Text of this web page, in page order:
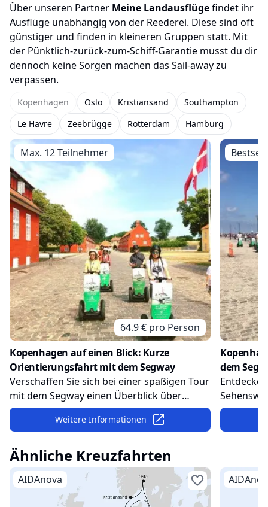
Über unseren Partner Meine Landausflügefindet ihr
Ausflüge unabhängig von der Reederei. Diese sind oft
günstiger und finden in kleineren Gruppen statt. Mit
der Pünktlich-zurück-zum-Schiff-Garantie musst du dir
dennoch keine Sorgen machen das Sail-away zu
verpassen.
Kopenhagen Oslo Kristiansand
Southampton
Le Havre
Zeebrügge Rotterdam Hamburg
64.9€ pro Person
Max. 12 Teilnehmer
Kopenhagen auf einen Blick: Kurze
Orientierungsfahrt mit dem Segway
Verschaffen Sie sich bei einer spaßigen Tour
mit dem Segway einen Überblick über
Kopenhagen. Während einer kurzen
Orientierungsfahrt düsen Sie mit Ihrem
und schönsten Sehenswürdigkeiten der
Stadt vorbei.
Weitere Informationen
dem
düsen an
der Fahrt
Ähnliche Kreuzfahrten
AIDAnova